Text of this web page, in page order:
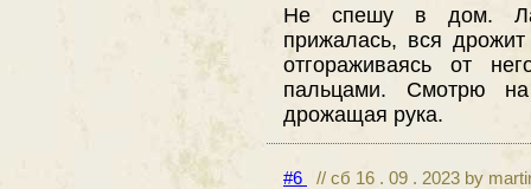
Не спешу в дом.
прижалась, вся
отгораживаясь от
пальцами. Смотрю
дрожащая рука.
#6
// сб 16 . 09 . 2023 by